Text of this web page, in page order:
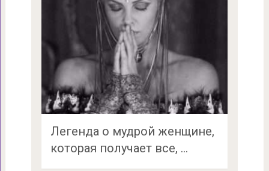
Легенда о мудрой женщине,
которая получает все, …